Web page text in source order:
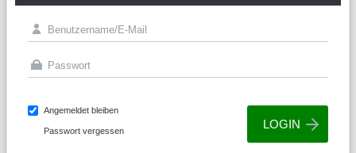
Angemeldet bleiben
Passwort vergessen